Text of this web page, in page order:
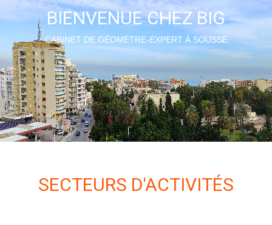
BIENVENUE CHEZ BIG
CABINET DE GÉOMÈTRE-EXPERT À SOUSSE
SECTEURS D'ACTIVITÉS